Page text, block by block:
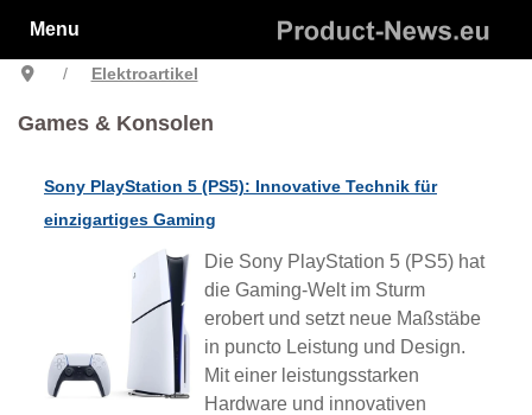
Menu
Elektroartikel
Games & Konsolen
Sony PlayStation 5 (PS5): Innovative Technik für
einzigartiges Gaming
Die Sony PlayStation 5 (PS5) hat
die Gaming-Welt im Sturm
erobert und setzt neue Maßstäbe
in puncto Leistung und Design.
Mit einer leistungsstarken
Hardware und innovativen